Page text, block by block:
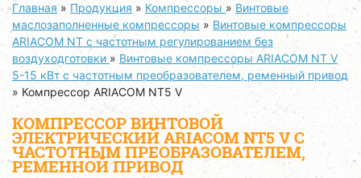
Главная » Продукция » Компрессоры » Винтовые
маслозаполненные компрессоры » Винтовые компрессоры
ARIACOM NT с частотным регулированием без
воздуходготовки » Винтовые компрессоры ARIACOM NT V
5-15 кВт с частотным преобразователем, ременный привод
» Компрессор ARIACOM NT5 V
КОМПРЕССОР ВИНТОВОЙ
ЭЛЕКТРИЧЕСКИЙ ARIACOM NT5 V С
ЧАСТОТНЫМ ПРЕОБРАЗОВАТЕЛЕМ,
РЕМЕННОЙ ПРИВОД